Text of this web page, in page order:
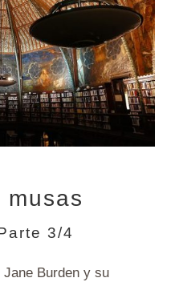
3/4
Burden y su